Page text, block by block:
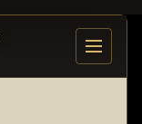
目次を開